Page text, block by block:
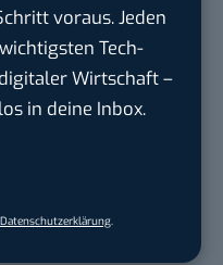
voraus. Jeden
Tech-
digitaler Wirtschaft –
in deine Inbox.
Datenschutzerklärung.
– die Firma
bekommen jeden
mit den